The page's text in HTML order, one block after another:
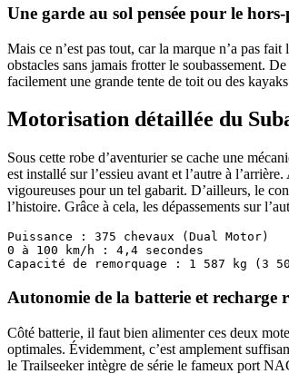
Une garde au sol pensée pour le hors-
Mais ce n’est pas tout, car la marque n’a pas
obstacles sans jamais frotter le soubassement.
facilement une grande tente de toit ou des
Motorisation détaillée du
Sous cette robe d’aventurier se cache une
est installé sur l’essieu avant et l’autre à
vigoureuses pour un tel gabarit. D’ailleurs, le
l’histoire. Grâce à cela, les dépassements sur
Puissance : 375 chevaux (Dual Motor)
0 à 100 km/h : 4,4 secondes
Autonomie de la batterie et recharge
Côté batterie, il faut bien alimenter ces deux
optimales. Évidemment, c’est amplement
le Trailseeker intègre de série le fameux port